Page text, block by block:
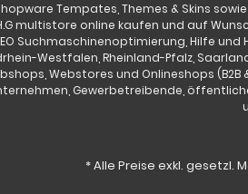
Tempates, Themes & Skins
multistore online kaufen und auf
Suchmaschinenoptimierung, Hilfe und
Westfalen, Rheinland-Pfalz,
Webstores und Onlineshops
Gewerbetreibende,
* Alle Preise exkl. gesetzl.